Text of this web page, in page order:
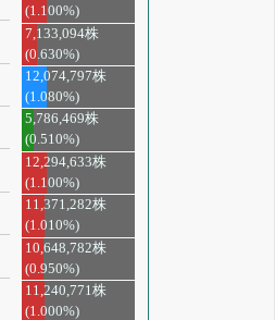
(1.100%)
7,133,094株
(0.630%)
12,074,797株
(1.080%)
5,786,469株
(0.510%)
12,294,633株
(1.100%)
11,371,282株
(1.010%)
10,648,782株
(0.950%)
11,240,771株
(1.000%)